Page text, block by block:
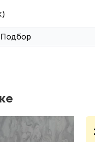
Подбор